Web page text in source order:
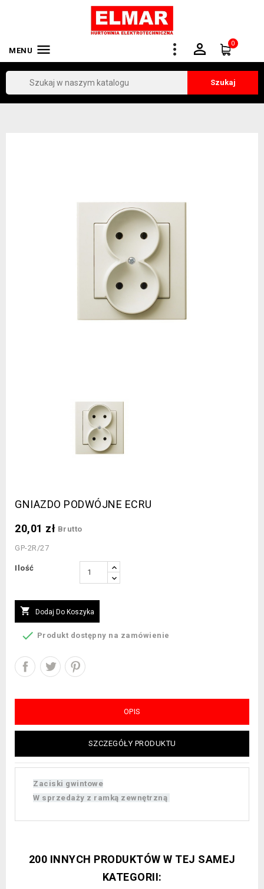
MENU  0

Szukaj
GNIAZDO PODWÓJNE ECRU
20,01 zł Brutto
GP-2R/27
Ilość
 Dodaj Do Koszyka
 Produkt dostępny na zamówienie
OPIS
SZCZEGÓŁY PRODUKTU
Zaciski gwintowe
W sprzedaży z ramką zewnętrzną
200 INNYCH PRODUKTÓW W TEJ SAMEJ
KATEGORII: